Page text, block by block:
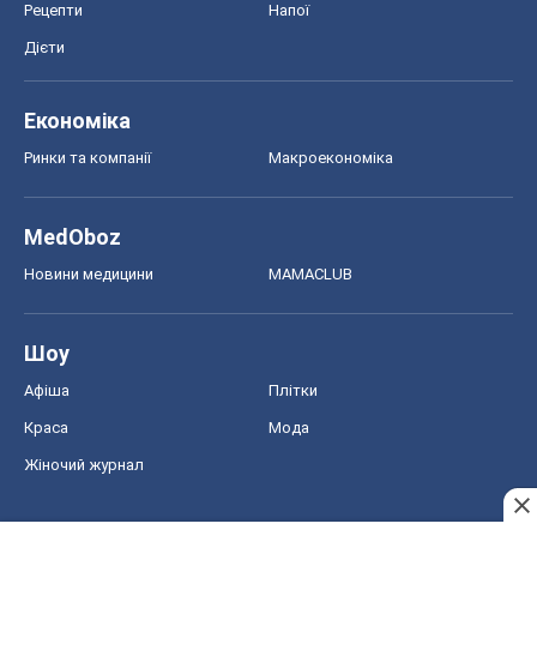
Рецепти Напої
Дієти
Економіка
Ринки та компанії Макроекономіка
MedOboz
Новини медицини MAMACLUB
Шоу
Афіша Плітки
Краса Мода
Жіночий журнал